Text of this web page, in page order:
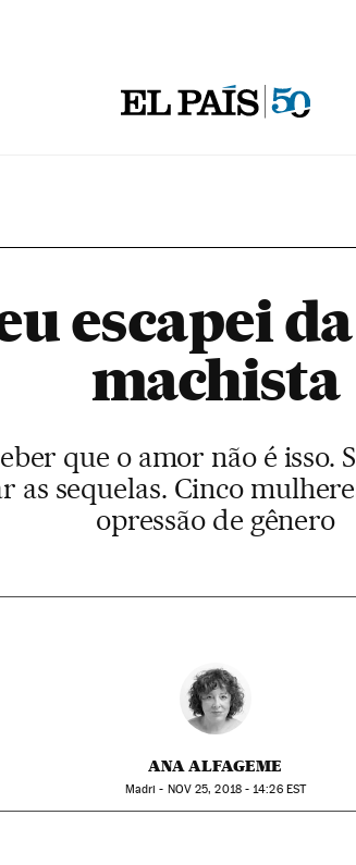
escapei
machista
que o amor não é isso.
as sequelas. Cinco
opressão de gênero
ANA ALFAGEME
Madri - NOV25, 2018 - 14:26EST
Sociales